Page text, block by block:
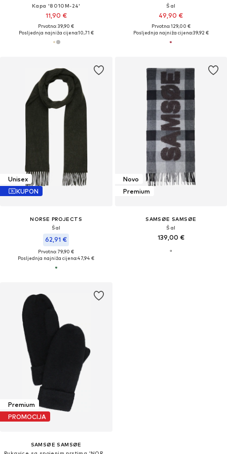
Kapa '8010M-24'
11,90 €
Prvotno: 39,90 €
Posljednja najniža cijena:10,71 €
Šal
49,90 €
Prvotno: 129,00 €
Posljednja najniža cijena:39,92 €
Unisex
KUPON
NORSE PROJECTS
Šal
62,91 €
Prvotno: 79,90 €
Posljednja najniža cijena:47,94 €
Novo
Premium
SAMSØE SAMSØE
Šal
139,00 €
Premium
PROMOCIJA
SAMSØE SAMSØE